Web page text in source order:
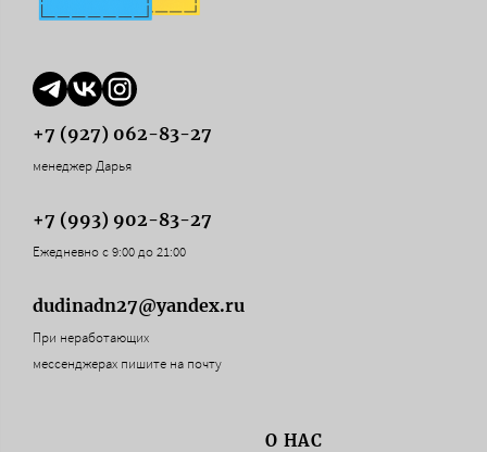
+7 (927) 062-83-27
менеджер Дарья
+7 (993) 902-83-27
Ежедневно с 9:00 до 21:00
dudinadn27@yandex.ru
При неработающих
мессенджерах пишите на почту
О НАС